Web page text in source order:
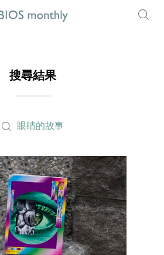
搜尋結果
眼睛的故事